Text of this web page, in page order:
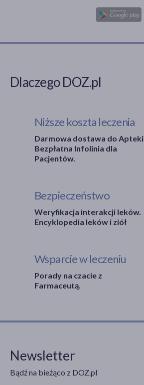
Dlaczego DOZ.pl
Niższe koszta leczenia
Darmowa dostawa do Apteki
Bezpłatna Infolinia dla
Pacjentów.
Bezpieczeństwo
Weryfikacja interakcji leków.
Encyklopedia leków i ziół
Wsparcie w leczeniu
Porady na czacie z
Farmaceutą.
Newsletter
Bądź na bieżąco z DOZ.pl